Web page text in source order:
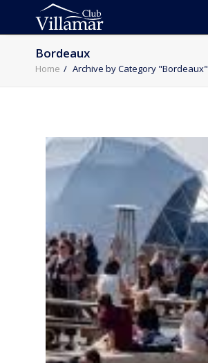
Bordeaux
Home Archive by Category "Bordeaux"